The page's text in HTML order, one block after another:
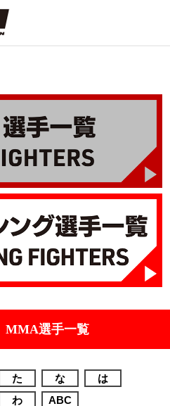
MMA選手一覧
た な
は
わ ABC